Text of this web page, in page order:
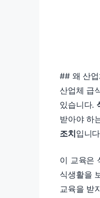
## 왜 산
산업체 급
있습니다.
받아야 하
조치입니
이 교육은
식생활을
교육을 받